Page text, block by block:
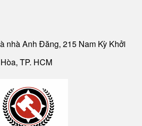
nhà Anh Đăng, 215 Nam Kỳ Khởi
TP. HCM